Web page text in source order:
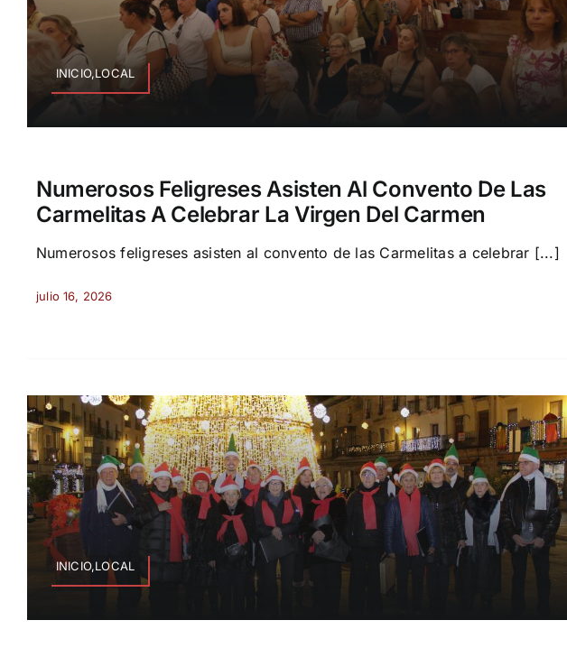
INICIO,LOCAL
Numerosos Feligreses Asisten Al Convento De Las
Carmelitas A Celebrar La Virgen Del Carmen
Numerosos feligreses asisten al convento de las Carmelitas a celebrar [...]
julio 16, 2026
INICIO,LOCAL